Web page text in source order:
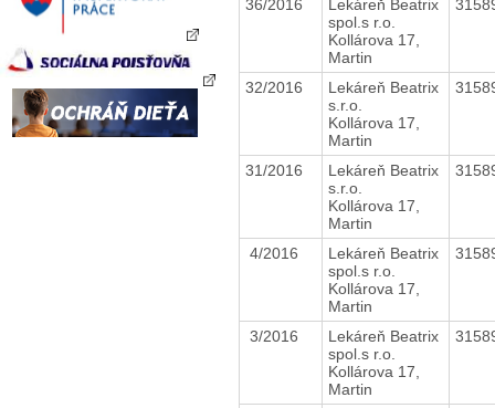
36/2016
Lekáreň Beatrix
spol.s r.o.
Kollárova 17,
Martin
32/2016
Lekáreň Beatrix
s.r.o.
Kollárova 17,
Martin
31/2016
Lekáreň Beatrix
s.r.o.
Kollárova 17,
Martin
4/2016
Lekáreň Beatrix
spol.s r.o.
Kollárova 17,
Martin
3/2016
Lekáreň Beatrix
spol.s r.o.
Kollárova 17,
Martin